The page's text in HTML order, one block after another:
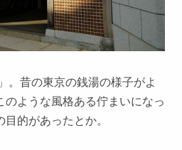
。昔の東京の銭湯の様子がよ
のような風格ある佇まいになっ
的があったとか。